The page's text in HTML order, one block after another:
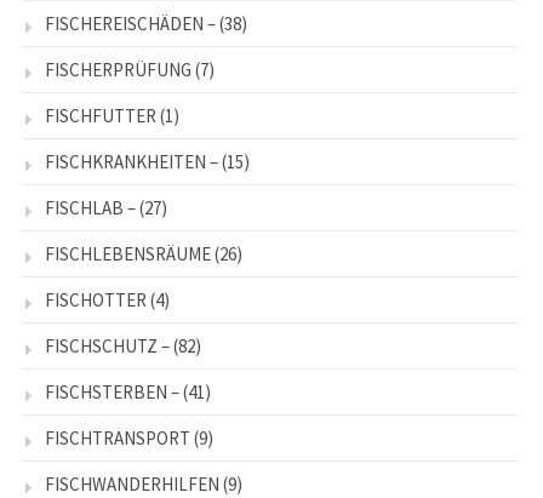
FISCHEREISCHÄDEN –(38)
FISCHERPRÜFUNG (7)
FISCHFUTTER (1)
FISCHKRANKHEITEN –(15)
FISCHLAB –(27)
FISCHLEBENSRÄUME(26)
FISCHOTTER (4)
FISCHSCHUTZ –(82)
FISCHSTERBEN –(41)
FISCHTRANSPORT (9)
FISCHWANDERHILFEN (9)